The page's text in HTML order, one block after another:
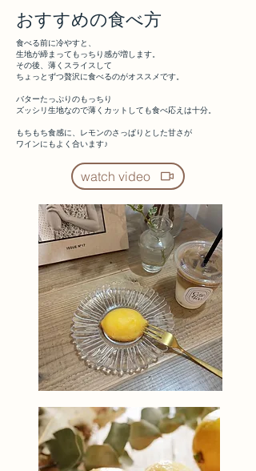
​おすすめの食べ方
食べる前に冷やすと、
生地が締まってもっちり感が増します。
その後、薄くスライスして
ちょっとずつ贅沢に食べるのがオススメです。
バターたっぷりのもっちり
ズッシリ生地なので薄くカットしても食べ応えは十分。
もちもち食感に、レモンのさっぱりとした甘さが
ワインにもよく合います♪
watch video